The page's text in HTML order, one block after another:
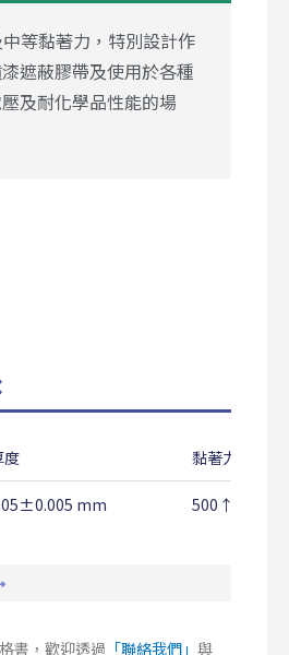
等黏著力，特別設計作
遮蔽膠帶及使用於各種
及耐化學品性能的場
度 黏著力
mm 500↑ g/
書，歡迎透過 「聯絡我們」 與